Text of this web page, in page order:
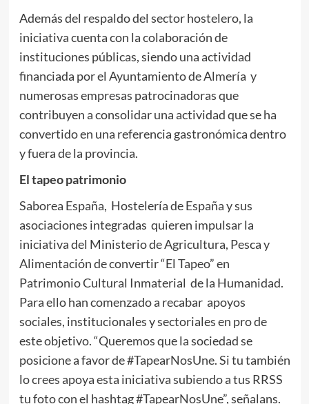
Además del respaldo del sector hostelero, la
iniciativa cuenta con la colaboración de
instituciones públicas, siendo una actividad
financiada por el Ayuntamiento de Almería y
numerosas empresas patrocinadoras que
contribuyen a consolidar una actividad que se ha
convertido en una referencia gastronómica dentro
y fuera de la provincia.
El tapeo patrimonio
Saborea España, Hostelería de España y sus
asociaciones integradas quieren impulsar la
iniciativa del Ministerio de Agricultura, Pesca y
Alimentación de convertir “El Tapeo” en
Patrimonio Cultural Inmaterial de la Humanidad.
Para ello han comenzado a recabar apoyos
sociales, institucionales y sectoriales en pro de
este objetivo. “Queremos que la sociedad se
posicione a favor de #TapearNosUne. Si tu también
lo crees apoya esta iniciativa subiendo a tus RRSS
tu foto con el hashtag #TapearNosUne”, señalans.